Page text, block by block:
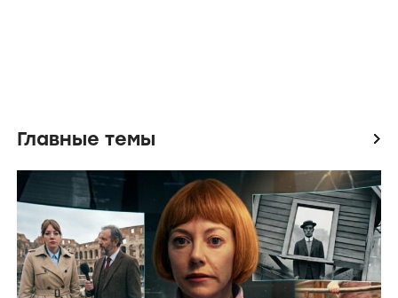
Главные темы icon